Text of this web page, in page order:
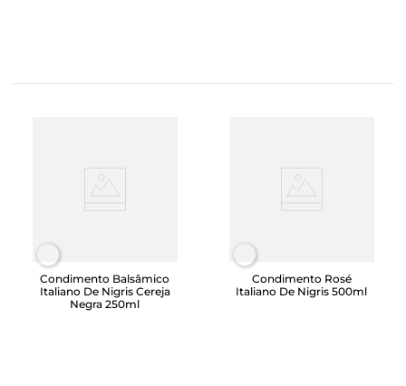
Condimento Balsâmico
Italiano De Nigris Cereja
Negra 250ml
Condimento Rosé
Italiano De Nigris 500ml